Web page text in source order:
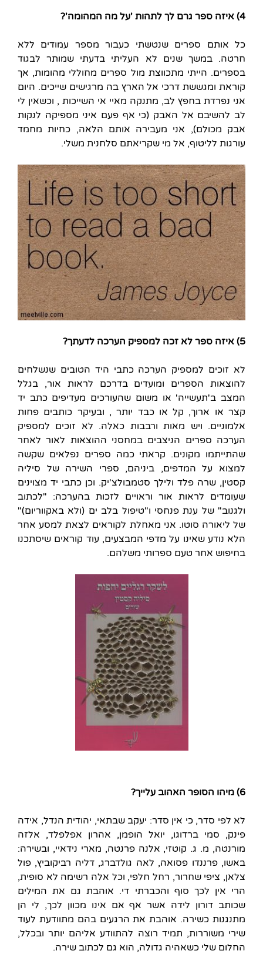
4) איזה ספר גרם לך לתהות 'על מה המהומה'?
כל אותם ספרים שנטשתי כעבור מספר עמודים ללא
חרטה. במשך שנים לא העליתי בדעתי שמותר לבגוד
בספרים. הייתי מתכווצת מול ספרים מחוללי מהומות, אך
קוראת ומגששת דרכי אל הארץ בה מרגישים שייכים. היום
אני נפרדת בחפץ לב, מתנקה מאיי אי השייכות , וכשאין לי
לב להשיבם אל האבק (כי אף פעם איני מספיקה לנקות
אבק מכולם), אני מעבירה אותם הלאה, כחיות מחמד
עורגות לליטוף, אל מי שקריאתם סלחנית משלי.
5) איזה ספר לא זכה למספיק הערכה לדעתך?
לא זוכים למספיק הערכה כתבי היד הטובים שנשלחים
להוצאות הספרים ומועדים בדרכם לראות אור, בגלל
המצב ב'תעשייה' או משום שהעורכים מעדיפים כתב יד
קצר או ארוך, קל או כבד יותר , ובעיקר כותבים פחות
אלמוניים. ויש מאות ורבבות כאלה. לא זוכים למספיק
הערכה ספרים הניצבים במחסני ההוצאות לאור לאחר
שהתייתמו מקונים. קראתי כמה ספרים נפלאים שקשה
למצוא על המדפים, ביניהם, ספרי השירה של סיליה
קסטין, שרה פלד ולילך סטמבולצ'יק. וכן כתבי יד מצוינים
שעומדים לראות אור וראויים לזכות בהערכה: "לכתוב
ולגנוב" של ענת פנחסי ו"טיפול בלב ים (ולא באקווריום)"
של ליאורה סוטו. אני מאחלת לקוראים לצאת למסע אחר
הלא נודע שאינו על מדפי המבצעים, עוד קוראים שיסתכנו
בחיפוש אחר טעם ספרותי משלהם.
6) מיהו הסופר האהוב עלייך?
לא לפי סדר, כי אין סדר: יעקב שבתאי, יהודית הנדל, אידה
פינק, סמי ברדוגו, יואל הופמן, אהרון אפלפלד, אלזה
מורנטה, מ. ג. קוטזי, אלנה פרנטה, מארי נידאיי, ובשירה:
באשו, פרננדו פסואה, לאה גולדברג, דליה רביקוביץ, פול
צלאן, ציפי שחרור, רחל חלפי, וכל אלה רשימה לא סופית,
הרי אין לכך סוף והכברתי די. אוהבת גם את המילים
שכותב דורון לידה אשר אף אם אינו מכוון לכך, לי הן
מתנגנות כשירה. אוהבת את הרגעים בהם מתוודעת לעוד
שירי משוררות, תמיד רוצה להתוודע אליהם יותר ובכלל,
החלום שלי כשאהיה גדולה, הוא גם לכתוב שירה.